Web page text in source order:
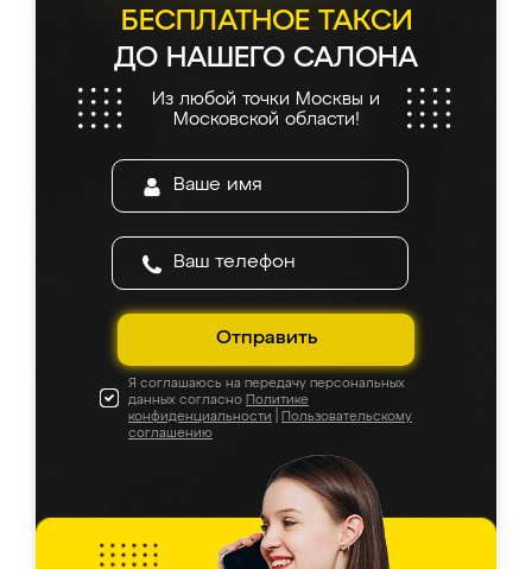
БЕСПЛАТНОЕ ТАКСИ
ДО НАШЕГО САЛОНА
Из любой точки Москвы и
Московской области!
Отправить
Я соглашаюсь на передачу персональных
данных согласно Политике
конфиденциальности
Пользовательскому
соглашению